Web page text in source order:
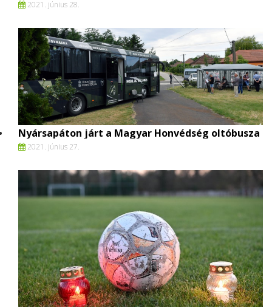
2021. június 28.
Nyársapáton járt a Magyar Honvédség oltóbusza
2021. június 27.